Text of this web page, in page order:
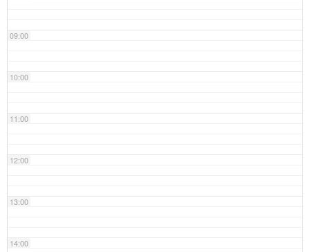
09:00
10:00
11:00
12:00
13:00
14:00